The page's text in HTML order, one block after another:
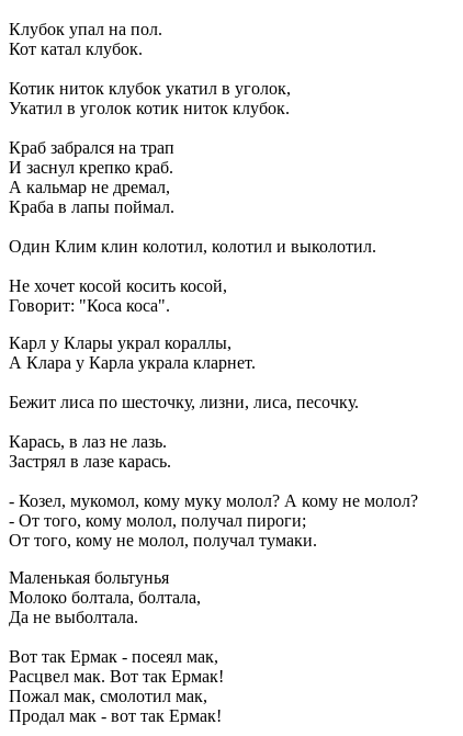
Клубок упал на пол.
Кот катал клубок.
Котик ниток клубок укатил в уголок,
Укатил в уголок котик ниток клубок.
Краб забрался на трап
И заснул крепко краб.
А кальмар не дремал,
Краба в лапы поймал.
Один Клим клин колотил, колотил и выколотил.
Не хочет косой косить косой,
Говорит: "Коса коса".
Карл у Клары украл кораллы,
А Клара у Карла украла кларнет.
Бежит лиса по шесточку, лизни, лиса, песочку.
Карась, в лаз не лазь.
Застрял в лазе карась.
- Козел, мукомол, кому муку молол? А кому не молол?
- От того, кому молол, получал пироги;
От того, кому не молол, получал тумаки.
Маленькая больтунья
Молоко болтала, болтала,
Да не выболтала.
Вот так Ермак - посеял мак,
Расцвел мак. Вот так Ермак!
Пожал мак, смолотил мак,
Продал мак - вот так Ермак!